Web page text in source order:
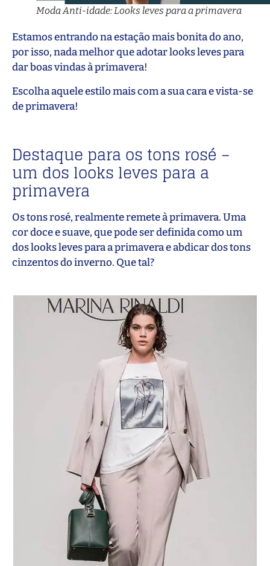
Moda Anti-idade: Looks leves para a primavera
Estamos entrando na estação mais bonita do ano,
por isso, nada melhor que adotar looks leves para
dar boas vindas à primavera!
Escolha aquele estilo mais com a sua cara e vista-se
de primavera!
Destaque para os tons rosé –
um dos looks leves para a
primavera
Os tons rosé, realmente remete à primavera. Uma
cor doce e suave, que pode ser definida como um
dos looks leves para a primavera e abdicar dos tons
cinzentos do inverno. Que tal?